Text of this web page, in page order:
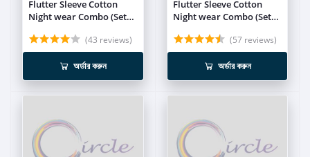
Flutter Sleeve Cotton
Night wear Combo (Set
(43 reviews)
অর্ডার করুন
Flutter Sleeve Cotton
Night wear Combo (Set
(57 reviews)
অর্ডার করুন